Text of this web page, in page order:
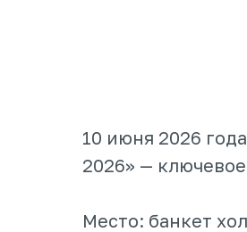
10 июня 2026
2026» —
Место: банкет